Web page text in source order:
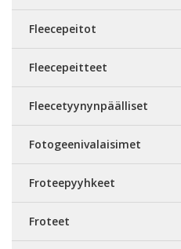
Fleecepeitot
Fleecepeitteet
Fleecetyynynpäälliset
Fotogeenivalaisimet
Froteepyyhkeet
Froteet